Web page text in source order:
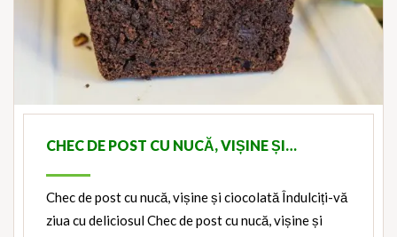
CHEC DE POST CU NUCĂ, VIȘINE ȘI…
Chec de post cu nucă, vișine și ciocolată Îndulciți-vă
ziua cu deliciosul Chec de post cu nucă, vișine și